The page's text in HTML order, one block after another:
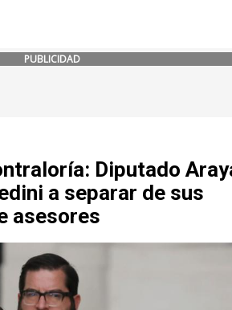
PUBLICIDAD
Diputado
a separar de sus
asesores